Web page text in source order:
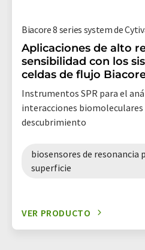
Biacore 8 series system de
Aplicaciones de alto
sensibilidad con los
celdas de flujo
Instrumentos SPR para el
interacciones
descubrimiento
biosensores de resonancia
superficie
VER PRODUCTO